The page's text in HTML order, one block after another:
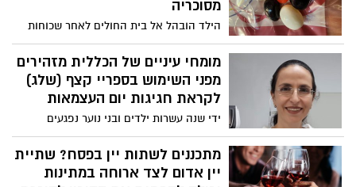
המקרה הקשה ביותר שטופל בפגיית בית
"התינוק גנח בן יובל מוכיח שיש ניסים בעולם"
מסוכריה
הילד הובהל אל בית החולים לאחר שכוחות
ההצלה ביצעו בו החייאה. לאחר ייצוב מצבו,
הוא הועבר להמשך טיפול במחלקת טיפול
נמרץ ילדים של ביה"ח. מצבו מוגדר קשה
מאוד והוא מורדם ומונשם
מומחי עיניים של הכללית מזהירים
מפני השימוש בספריי קצף (שלג)
לקראת חגיגות יום העצמאות
ידי שנה עשרות ילדים ובני נוער נפגעים
בחגיגות יום העצמאות וסובלים מפגיעות
בעיניים עקב שימוש בתרסיסי שלג״ מציינת
ד"ר אורלי ווסוקי ליאור, מומחית ברפואת
מתכננים לשתות יין בפסח? שתיית
יין אדום לצד ארוחה במתינות